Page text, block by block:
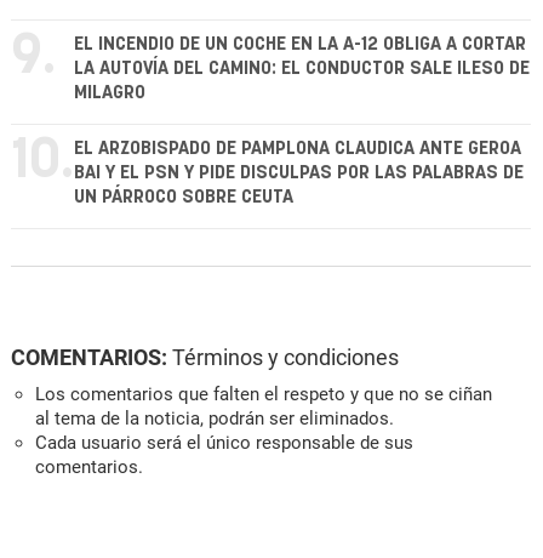
9.
EL INCENDIO DE UN COCHE EN LA A-12 OBLIGA A CORTAR
LA AUTOVÍA DEL CAMINO: EL CONDUCTOR SALE ILESO DE
MILAGRO
10. EL ARZOBISPADO DE PAMPLONA CLAUDICA ANTE GEROA
BAI Y EL PSN Y PIDE DISCULPAS POR LAS PALABRAS DE
UN PÁRROCO SOBRE CEUTA
COMENTARIOS: Términos y condiciones
Los comentarios que falten el respeto y que no se ciñan
al tema de la noticia, podrán ser eliminados.
Cada usuario será el único responsable de sus
comentarios.